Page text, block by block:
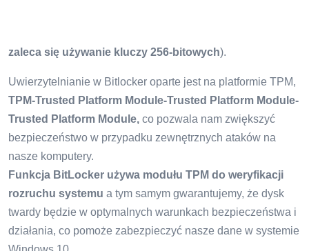
zaleca się używanie kluczy 256-bitowych).
Uwierzytelnianie w Bitlocker oparte jest na platformie TPM,
TPM-Trusted Platform Module-Trusted Platform Module-
Trusted Platform Module, co pozwala nam zwiększyć
bezpieczeństwo w przypadku zewnętrznych ataków na
nasze komputery.
Funkcja BitLocker używa modułu TPM do weryfikacji
rozruchu systemu a tym samym gwarantujemy, że dysk
twardy będzie w optymalnych warunkach bezpieczeństwa i
działania, co pomoże zabezpieczyć nasze dane w systemie